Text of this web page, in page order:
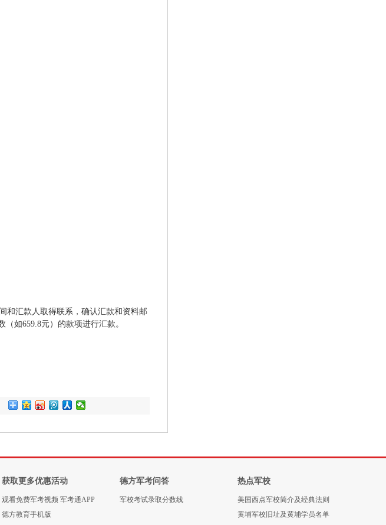
汇款人取得联系，确认汇款和资料邮
如659.8元）的款项进行汇款。
获取更多优惠活动
观看免费军考视频 军考通APP
德方教育手机版
德方军考问答
军校考试录取分数线
热点军校
美国西点军校简介及经典法则
黄埔军校旧址及黄埔学员名单